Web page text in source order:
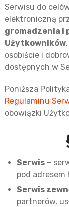
Serwisu do
elektroniczną
gromadzenia i
Użytkowników
osobiście i
dostępnych w
Poniższa
Regulaminu
obowiązki
Serwis –
pod
Serwis
partnerów,